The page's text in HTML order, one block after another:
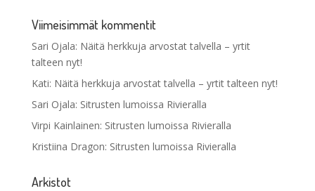
Viimeisimmät kommentit
Sari Ojala: Näitä herkkuja arvostat talvella – yrtit
talteen nyt!
Kati: Näitä herkkuja arvostat talvella – yrtit talteen nyt!
Sari Ojala: Sitrusten lumoissa Rivieralla
Virpi Kainlainen: Sitrusten lumoissa Rivieralla
Kristiina Dragon: Sitrusten lumoissa Rivieralla
Arkistot